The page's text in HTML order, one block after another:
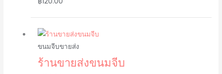
ขนมจีบขายส่ง
ร้านขายส่งขนมจีบ